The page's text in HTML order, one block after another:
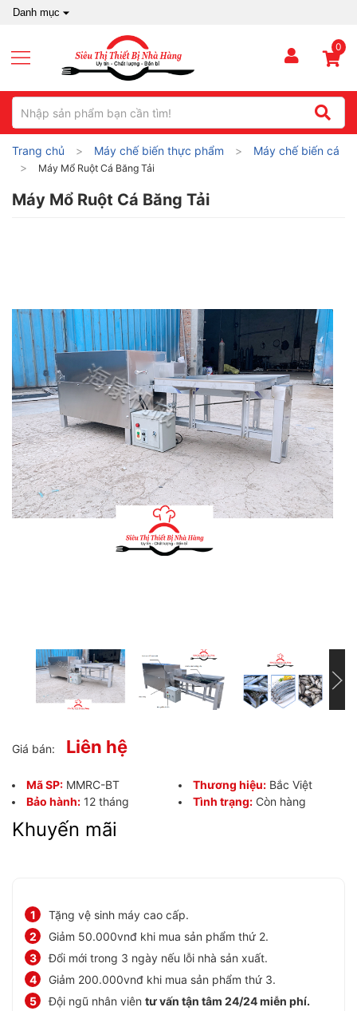
Danh mục
0
Trang chủ Máy chế biến thực phẩm Máy chế biến cá
Máy Mổ Ruột Cá Băng Tải
Máy Mổ Ruột Cá Băng Tải
Giá bán: Liên hệ
Mã SP: MMRC-BT Thương hiệu: Bắc Việt
Bảo hành: 12 tháng Tình trạng: Còn hàng
Khuyến mãi
Tặng vệ sinh máy cao cấp.
Giảm 50.000vnđ khi mua sản phẩm thứ 2.
Đổi mới trong 3 ngày nếu lỗi nhà sản xuất.
Giảm 200.000vnđ khi mua sản phẩm thứ 3.
Đội ngũ nhân viên tư vấn tận tâm 24/24 miễn phí.